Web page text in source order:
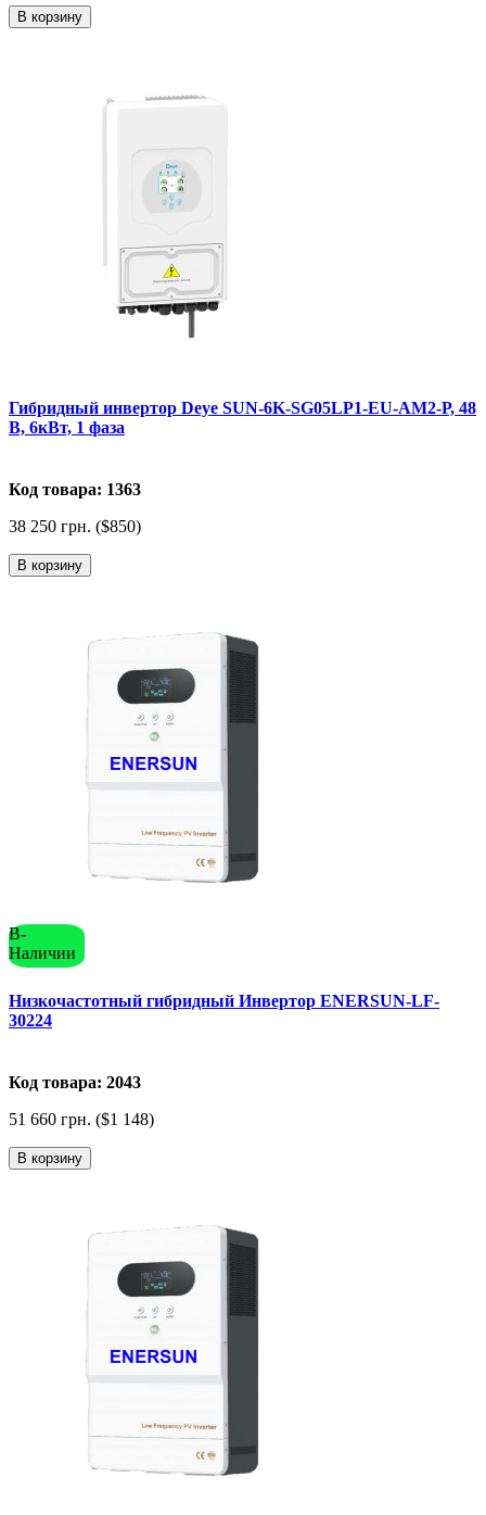
В корзину
Гибридный инвертор Deye SUN-6K-SG05LP1-EU-AM2-Р, 48
В, 6кВт, 1 фаза
Код товара: 1363
38 250 грн. ($850)
В корзину
В-
Наличии
Низкочастотный гибридный Инвертор ENERSUN-LF-
30224
Код товара: 2043
51 660 грн. ($1 148)
В корзину